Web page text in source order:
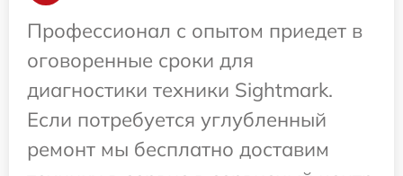
Профессионал с опытом приедет в
оговоренные сроки для
диагностики техники Sightmark.
Если потребуется углубленный
ремонт мы бесплатно доставим